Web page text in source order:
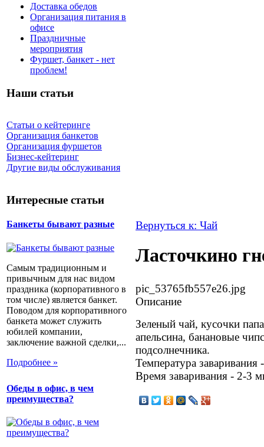
Доставка обедов
Организация питания в
офисе
Праздничные
мероприятия
Фуршет, банкет - нет
проблем!
Наши статьи
Статьи о кейтеринге
Организация банкетов
Организация фуршетов
Бизнес-кейтеринг
Другие виды обслуживания
Интересные статьи
Банкеты бывают разные
Самым традиционным и
привычным для нас видом
праздника (корпоративного в
том числе) является банкет.
Поводом для корпоративного
банкета может служить
юбилей компании,
заключение важной сделки,...
Подробнее »
Обеды в офис, в чем
преимущества?
Вернуться к: Чай
Ласточкино
pic_53765fb557e26.jpg
Описание
Зеленый чай, кусочки
апельсина, банановые
подсолнечника.
Температура
Время заваривания - 2-3